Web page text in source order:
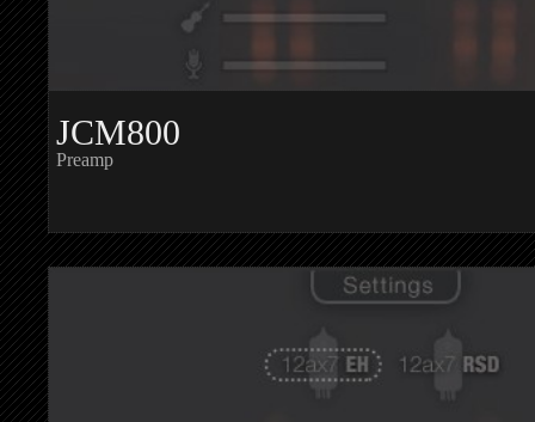
JCM800
Preamp